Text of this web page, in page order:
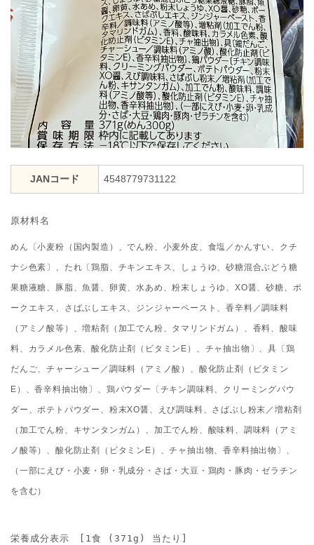
JANコード 4548779731122
原材料名
めん〔小麦粉（国内製造）、でん粉、小麦外皮、食塩／かんすい、クチ
ナシ色素〕、たれ〔鶏脂、チキンエキス、しょうゆ、砂糖混合ぶどう糖
果糖液糖、豚脂、魚醤、卵黄、水あめ、粉末しょうゆ、XO醤、砂糖、ポ
ークエキス、さばぶしエキス、ジンジャーペースト、香辛料／調味料
（アミノ酸等）、増粘剤（加工でん粉、タマリンドガム）、香料、酸味
料、カラメル色素、酸化防止剤（ビタミンE）、チャ抽出物〕、具〔鶏
だんご、チャーシュー／調味料（アミノ酸）、酸化防止剤（ビタミン
E）、香辛料抽出物〕、鶏パウダー〔チキン調味料、クリーミングパウ
ダー、ポテトパウダー、粉末XO醤、えび調味料、さばぶし粉末／増粘剤
（加工でん粉、キサンタンガム）、加工でん粉、酸味料、調味料（アミ
ノ酸等）、酸化防止剤（ビタミンE）、チャ抽出物、香辛料抽出物〕、
（一部にえび・小麦・卵・乳成分・さば・大豆・鶏肉・豚肉・ゼラチン
を含む）
栄養成分表示　[1食 (371g) 当たり]